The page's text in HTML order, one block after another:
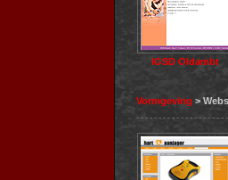
IGSD Oldambt
Vormgeving >